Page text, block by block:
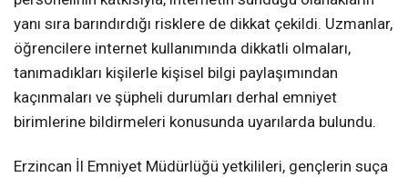
yanı sıra barındırdığı risklere de dikkat çekildi. Uzmanlar,
öğrencilere internet kullanımında dikkatli olmaları,
tanımadıkları kişilerle kişisel bilgi paylaşımından
kaçınmaları ve şüpheli durumları derhal emniyet
birimlerine bildirmeleri konusunda uyarılarda bulundu.
Erzincan İl Emniyet Müdürlüğü yetkilileri, gençlerin suça